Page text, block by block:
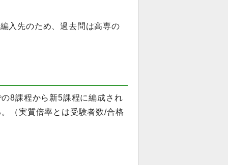
入先のため、過去問は高専の
8課程から新5課程に編成され
（実質倍率とは受験者数/合格